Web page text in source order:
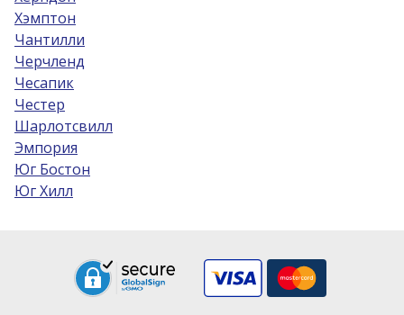
Хэмптон
Чантилли
Черчленд
Чесапик
Честер
Шарлотсвилл
Эмпория
Юг Бостон
Юг Хилл